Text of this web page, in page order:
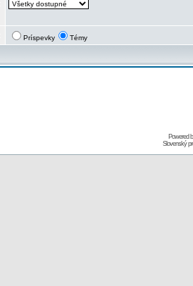
Príspevky Témy
Powered
Slovenský